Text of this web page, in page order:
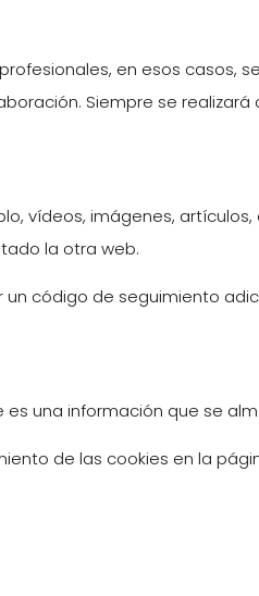
en esos casos,
Siempre se
vídeos, imágenes,
la otra web.
código de seguimiento
una información que se
de las cookies en la